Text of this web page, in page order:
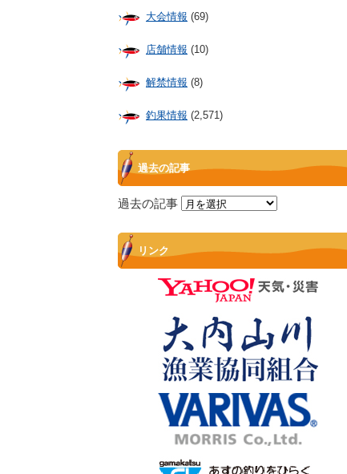
大会情報 (69)
店舗情報 (10)
解禁情報 (8)
釣果情報 (2,571)
過去の記事
過去の記事
リンク